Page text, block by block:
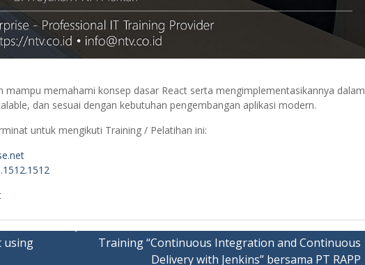
mampu memahami konsep dasar React serta mengimplementasikannya dalam
dan sesuai dengan kebutuhan pengembangan aplikasi modern.
untuk mengikuti Training / Pelatihan ini:
using
Training “Continuous Integration and Continuous
Delivery with Jenkins” bersama PT RAPP